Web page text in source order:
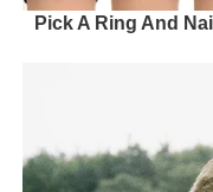
Pick A Ring And